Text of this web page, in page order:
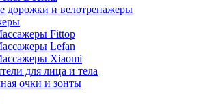
дорожки и велотренажеры
Fittop
Lefan
Xiaomi
для лица и тела
очки и зонты